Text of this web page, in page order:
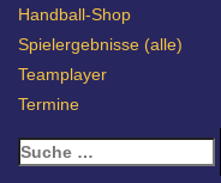
Handball-Shop
Spielergebnisse (alle)
Teamplayer
Termine
S
u